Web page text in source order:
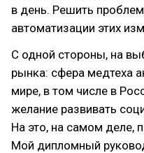
в день. Решить
автоматизации этих
С одной стороны, на
рынка: сфера медтеха
мире, в том числе в
желание развивать
На это, на самом деле,
Мой дипломный